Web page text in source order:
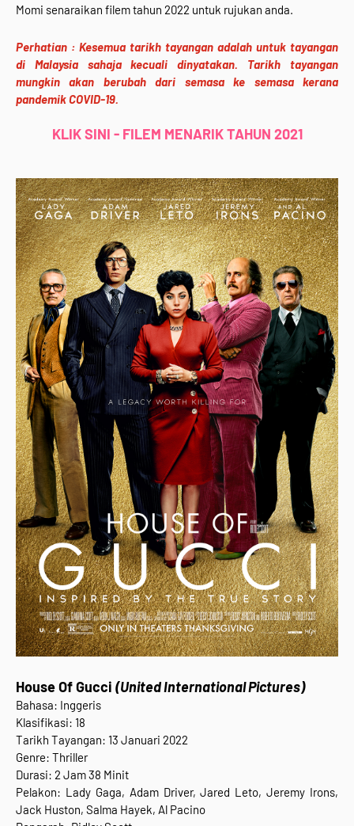
Momi senaraikan filem tahun 2022 untuk rujukan anda.
Perhatian : Kesemua tarikh tayangan adalah untuk tayangan
di Malaysia sahaja kecuali dinyatakan. Tarikh tayangan
mungkin akan berubah dari semasa ke semasa kerana
pandemik COVID-19.
KLIK SINI - FILEM MENARIK TAHUN 2021
House Of Gucci (United International Pictures)
Bahasa: Inggeris
Klasifikasi: 18
Tarikh Tayangan: 13 Januari 2022
Genre: Thriller
Durasi: 2 Jam 38 Minit
Pelakon: Lady Gaga, Adam Driver, Jared Leto, Jeremy Irons,
Jack Huston, Salma Hayek, Al Pacino